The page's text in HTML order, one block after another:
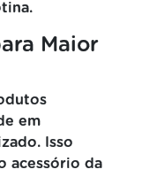
Maior
em
Isso
acessório da